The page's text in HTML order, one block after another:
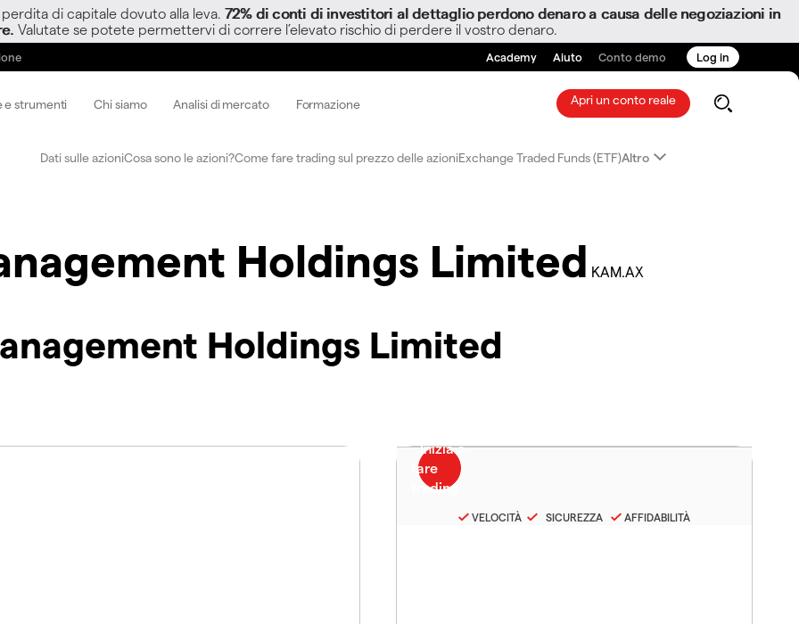
di capitale dovuto alla leva. 72% di conti di investitori al dettaglio perdono denaro a causa delle negoziazioni in
Valutate se potete permettervi di correre l’elevato rischio di perdere il vostro denaro.
Academy Aiuto Conto demo Log in
e strumenti Chi siamo Analisi di mercato Formazione Apri un conto reale
Dati sulle azioniCosa sono le azioni?Come fare trading sul prezzo delle azioniExchange Traded Funds (ETF)Altro
Holdings Limited KAM.AX
Holdings Limited
VELOCITÀ SICUREZZA AFFIDABILITÀ